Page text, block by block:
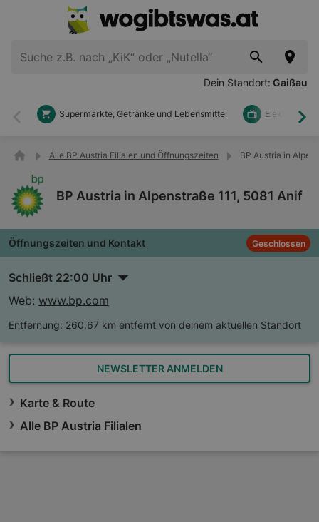
Dein Standort: Gaißau
Zurück
Supermärkte, Getränke und Lebensmittel Elektronik
Alle BP Austria Filialen und Öffnungszeiten BP Austria in
BP Austria in Alpenstraße 111, 5081 Anif
Öffnungszeiten und Kontakt Geschlossen
Schließt 22:00 Uhr
Web: www.bp.com
Entfernung: 260,67 km entfernt von deinem aktuellen Standort
NEWSLETTER ANMELDEN
Karte & Route
Alle BP Austria Filialen